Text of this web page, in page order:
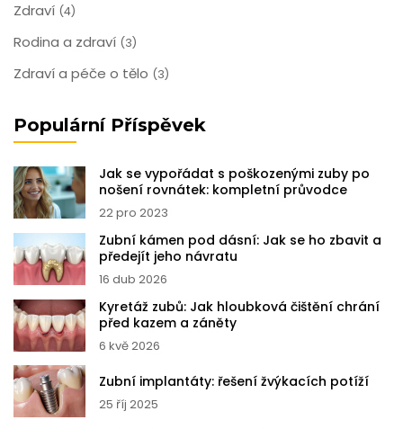
Zdraví (4)
Rodina a zdraví (3)
Zdraví a péče o tělo (3)
Populární Příspěvek
Jak se vypořádat s poškozenými zuby po
nošení rovnátek: kompletní průvodce
22 pro 2023
Zubní kámen pod dásní: Jak se ho zbavit a
předejít jeho návratu
16 dub 2026
Kyretáž zubů: Jak hloubková čištění chrání
před kazem a záněty
6 kvě 2026
Zubní implantáty: řešení žvýkacích potíží
25 říj 2025